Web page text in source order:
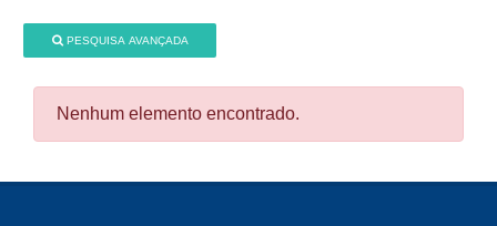
PESQUISA AVANÇADA
Nenhum elemento encontrado.